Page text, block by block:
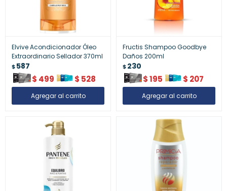
Elvive Acondicionador Óleo
Extraordinario Sellador 370ml
$587
$ 499 $ 528
Fructis Shampoo Goodbye
Daños 200ml
$230
$195 $ 207